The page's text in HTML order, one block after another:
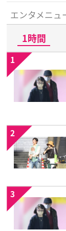
エンタメニュ
1時間
1
2
3